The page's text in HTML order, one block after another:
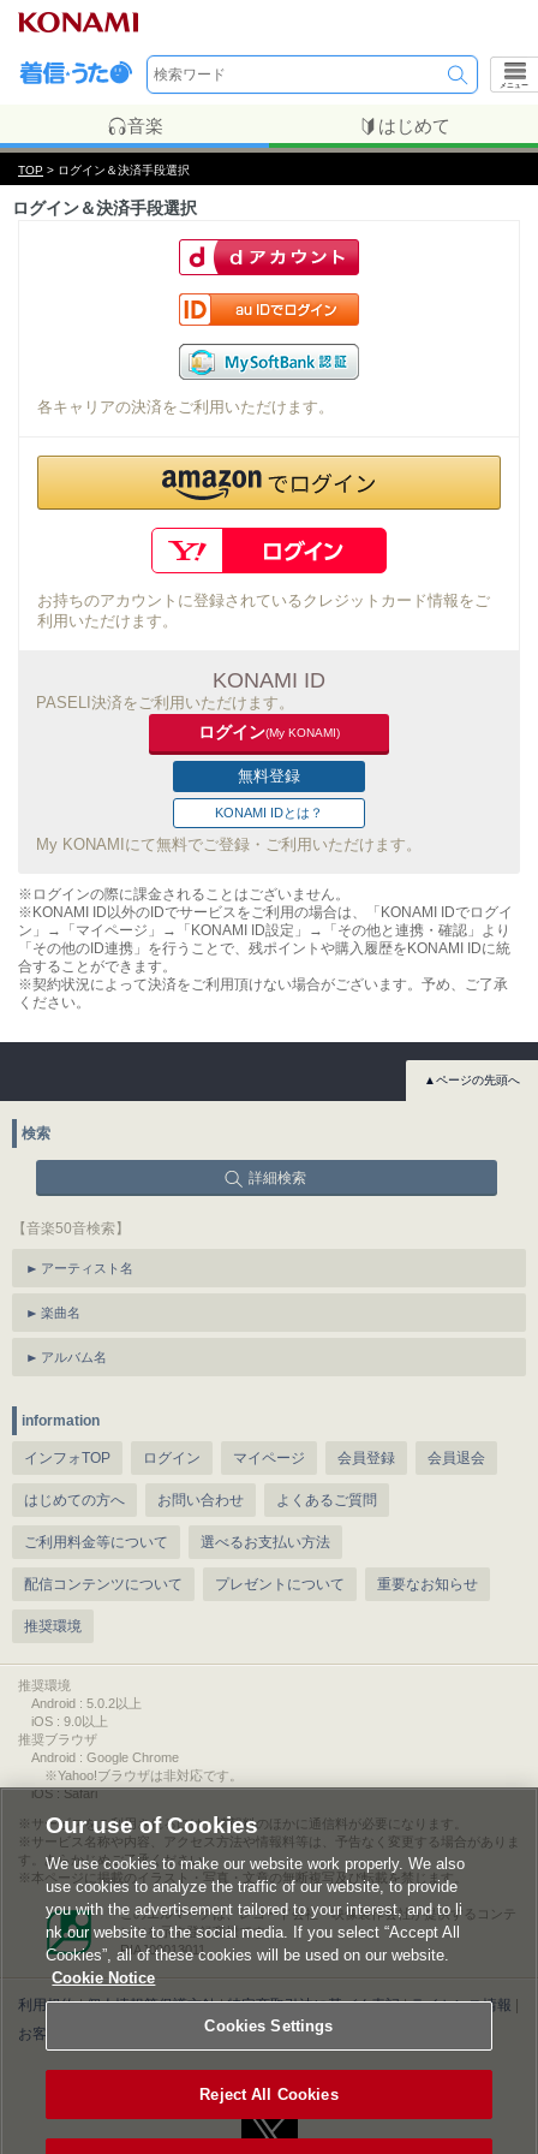
メニュー
音楽 はじめて
TOP > ログイン＆決済手段選択
ログイン＆決済手段選択
各キャリアの決済をご利用いただけます。
お持ちのアカウントに登録されているクレジットカード情報をご
利用いただけます。
KONAMI ID
PASELI決済をご利用いただけます。
ログイン(My KONAMI)
無料登録
KONAMI IDとは？
My KONAMIにて無料でご登録・ご利用いただけます。
※ログインの際に課金されることはございません。
※KONAMI ID以外のIDでサービスをご利用の場合は、「KONAMI IDでログイ
ン」→「マイページ」→「KONAMI ID設定」→「その他と連携・確認」より
「その他のID連携」を行うことで、残ポイントや購入履歴をKONAMI IDに統
合することができます。
※契約状況によって決済をご利用頂けない場合がございます。予め、ご了承
ください。
▲ページの先頭へ
検索
詳細検索
【音楽50音検索】
アーティスト名
楽曲名
アルバム名
information
インフォTOP ログイン マイページ 会員登録 会員退会
はじめての方へ お問い合わせ よくあるご質問
ご利用料金等について 選べるお支払い方法
配信コンテンツについて プレゼントについて 重要なお知らせ
推奨環境
推奨環境
Android : 5.0.2以上
iOS : 9.0以上
推奨ブラウザ
Android : Google Chrome
※Yahoo!ブラウザは非対応です。
iOS : Safari
サービスをご利用されるには、情報料のほかに通信料が必要になります。
サービス名称や内容、アクセス方法や情報料等は、予告なく変更する場合がありま
す。あらかじめご了承ください。
本ページに掲載のイラスト・写真・文章の無断複写及び転載を禁じます。
このエルマークは、レコード会社・映像製作会社が提供するコンテ
ンツを示す登録商標です。
RIAJ00013011
利用規約|個人情報等保護方針|特定商取引法に基づく表記|ライセンス情報
お客様情報の外部送信について|Cookies Settings
Our use of Cookies
We use cookies to make our website work properly. We also
use cookies to analyze the traffic of our website, to provide
you with the advertisement tailored to your interest, and to li
nk our website to the social media. If you select “Accept All
Cookies”, all of these cookies will be used on our website.
Cookie Notice
Cookies Settings
Reject All Cookies